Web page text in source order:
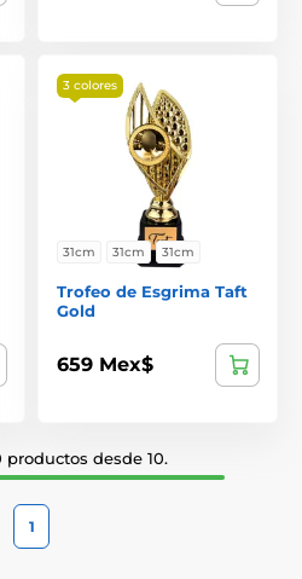
3 colores
31cm 31cm 31cm
Trofeo de Esgrima Taft
Gold
659 Mex$
productos desde 10.
1